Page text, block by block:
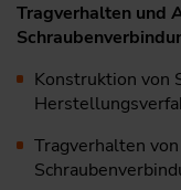
Tragverhalten und
Konstruktion von
Tragverhalten